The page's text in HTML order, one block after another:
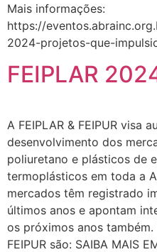
Mais informações:
https://
2024-projetos-que-
FEIPLAR
A FEIPLAR & FEIPUR visa
desenvolvimento dos
poliuretano e plásticos de
termoplásticos em toda a
mercados têm registrado
últimos anos e apontam
os próximos anos também.
FEIPUR são: SAIBA MAIS